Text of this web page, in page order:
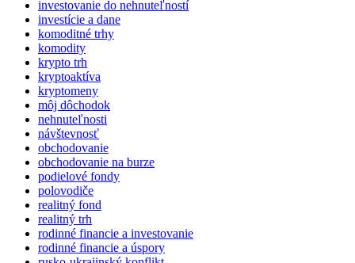
investovanie do nehnuteľností
investície a dane
komoditné trhy
komodity
krypto trh
kryptoaktíva
kryptomeny
môj dôchodok
nehnuteľnosti
návštevnosť
obchodovanie
obchodovanie na burze
podielové fondy
polovodiče
realitný fond
realitný trh
rodinné financie a investovanie
rodinné financie a úspory